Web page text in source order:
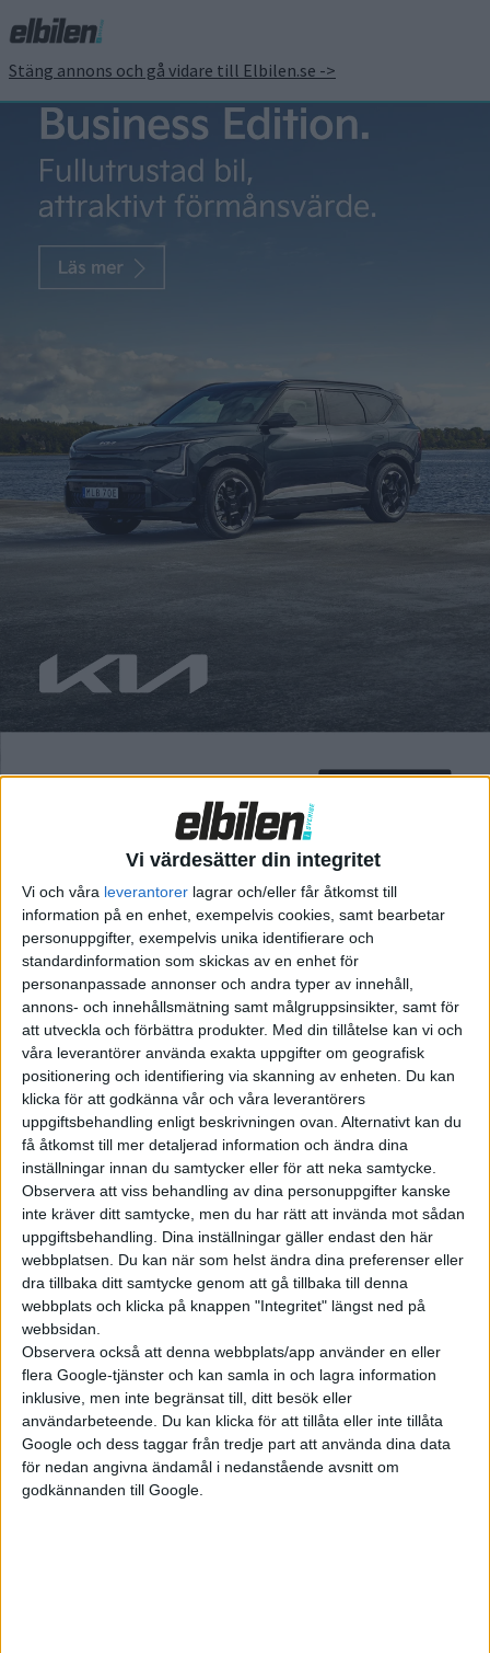
Vi värdesätter din integritet
Vi och våra leverantorer lagrar och/eller får åtkomst till
information på en enhet, exempelvis cookies, samt bearbetar
personuppgifter, exempelvis unika identifierare och
standardinformation som skickas av en enhet för
personanpassade annonser och andra typer av innehåll,
annons- och innehållsmätning samt målgruppsinsikter, samt för
att utveckla och förbättra produkter. Med din tillåtelse kan vi och
våra leverantörer använda exakta uppgifter om geografisk
positionering och identifiering via skanning av enheten. Du kan
klicka för att godkänna vår och våra leverantörers
uppgiftsbehandling enligt beskrivningen ovan. Alternativt kan du
få åtkomst till mer detaljerad information och ändra dina
inställningar innan du samtycker eller för att neka samtycke.
Observera att viss behandling av dina personuppgifter kanske
inte kräver ditt samtycke, men du har rätt att invända mot sådan
uppgiftsbehandling. Dina inställningar gäller endast den här
webbplatsen. Du kan när som helst ändra dina preferenser eller
dra tillbaka ditt samtycke genom att gå tillbaka till denna
webbplats och klicka på knappen "Integritet" längst ned på
webbsidan.
Observera också att denna webbplats/app använder en eller
flera Google-tjänster och kan samla in och lagra information
inklusive, men inte begränsat till, ditt besök eller
användarbeteende. Du kan klicka för att tillåta eller inte tillåta
Google och dess taggar från tredje part att använda dina data
för nedan angivna ändamål i nedanstående avsnitt om
godkännanden till Google.
Stäng annons och gå vidare till Elbilen.se ->
#59 Vår nya långtestbil
lever farligt
Carl Undéhn 26 feb 2026
Joakim Dyredand är tillbaka och berättar om nya
Joakim Dyredand är tillbaka och berättar om nya
långtestbilen som lever farligt bland vilda djur. Vi tar ett
nyhetssvep, bjuder på en stark rekommendation och funderar
över vad som egentligen är sportig klädsel i bilsammanhang.